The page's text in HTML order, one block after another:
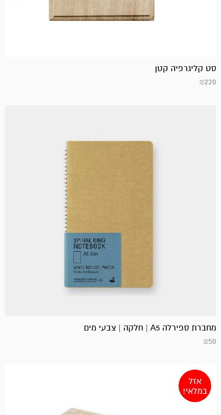
סט קליגרפיה קטן
₪220
מחברת ספירלה A5 | חלקה | צבעי מים
₪50
אזל
במלאי!